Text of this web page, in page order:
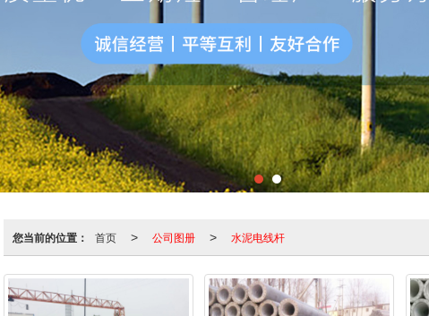
您当前的位置： 首页 > 公司图册 > 水泥电线杆